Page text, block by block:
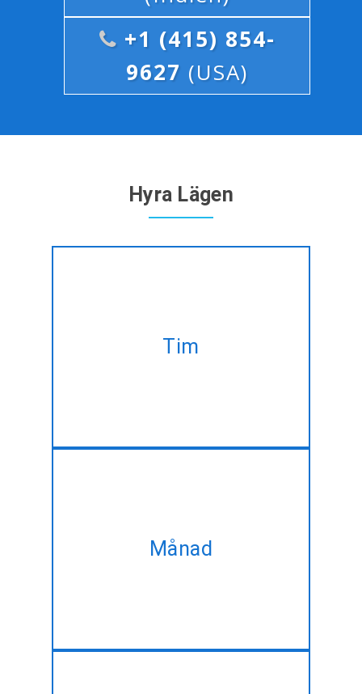
+1 (415) 854-
9627 (USA)
Hyra Lägen
Tim
utvecklare på timbasis som är
skräddarsydda för att uppfylla
Månad
samma Java/J2EE
utvecklingen service på bästa